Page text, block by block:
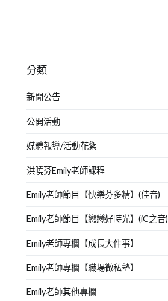
分類
新聞公告
公開活動
媒體報導/活動花絮
洪曉芬Emily老師課程
Emily老師節目【快樂芬多精】(佳音)
Emily老師節目【戀戀好時光】(iC之音)
Emily老師專欄【成長大件事】
Emily老師專欄【職場微私塾】
Emily老師其他專欄